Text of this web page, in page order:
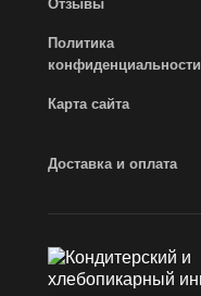
Отзывы
Политика
конфиденциальности
Карта сайта
Доставка и оплата